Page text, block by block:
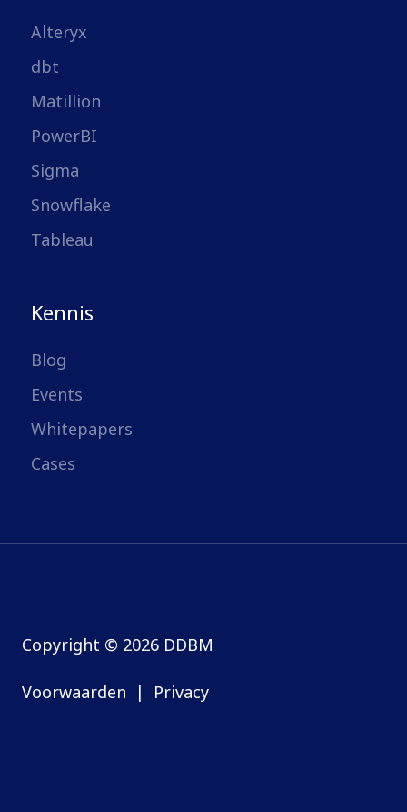
Alteryx
dbt
Matillion
PowerBI
Sigma
Snowflake
Tableau
Kennis
Blog
Events
Whitepapers
Cases
Copyright © 2026 DDBM
Voorwaarden | Privacy